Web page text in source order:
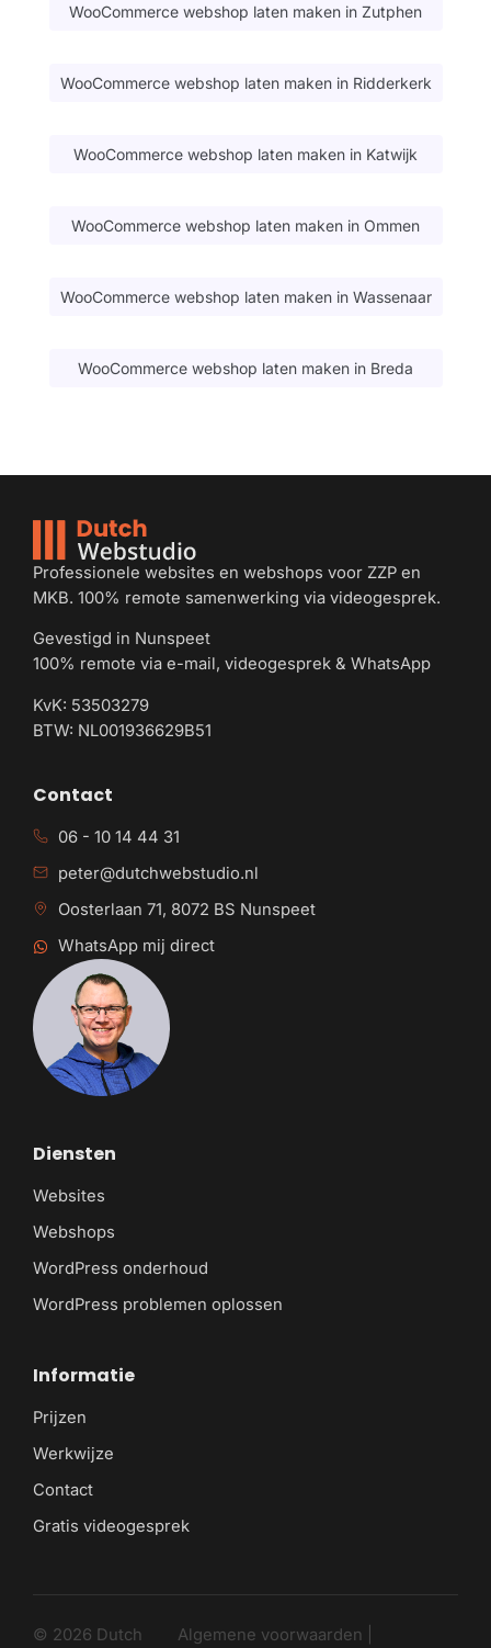
WooCommerce webshop laten maken in Zutphen
WooCommerce webshop laten maken in Ridderkerk
WooCommerce webshop laten maken in Katwijk
WooCommerce webshop laten maken in Ommen
WooCommerce webshop laten maken in Wassenaar
WooCommerce webshop laten maken in Breda
Professionele websites en webshops voor ZZP en
MKB. 100% remote samenwerking via videogesprek.
Gevestigd in Nunspeet
100% remote via e-mail, videogesprek & WhatsApp
KvK: 53503279
BTW: NL001936629B51
Diensten
Websites
Webshops
WordPress onderhoud
WordPress problemen oplossen
Informatie
Prijzen
Werkwijze
Contact
Gratis videogesprek
Contact
06 - 10 14 44 31
peter@dutchwebstudio.nl
Oosterlaan 71, 8072 BS Nunspeet
WhatsApp mij direct
© 2026 Dutch Algemene voorwaarden